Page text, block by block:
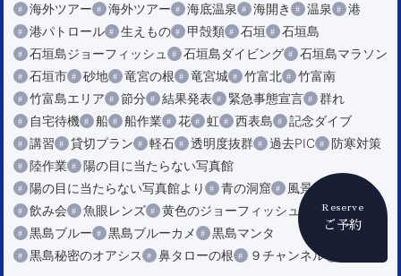
Reserve
ご予約
海外ツアー
海外ツアー 海底温泉 海開き 温泉
港
港パトロール
生えもの 甲殻類 石垣
石垣島
石垣島ジョーフィッシュ
石垣島ダイビング
石垣島マラソン
石垣市
砂地 竜宮の根 竜宮城 竹富北
竹富南
竹富島エリア
節分 結果発表 緊急事態宣言
群れ
自宅待機
船 船作業 花 虹 西表島
記念ダイブ
講習
貸切プラン 軽石 透明度抜群 過去PIC
防寒対策
陸作業
陽の目に当たらない写真館
陽の目に当たらない写真館より
青の洞窟 風景
飲み会
魚眼レンズ 黄色のジョーフィッシュ
黒島
黒島ブルー
黒島ブルーカメ
黒島マンタ
黒島秘密のオアシス
鼻タローの根 ９チャンネル